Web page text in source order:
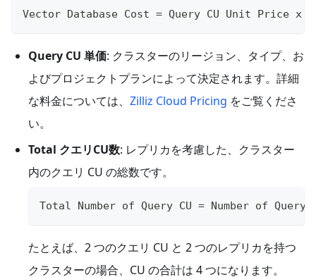
Vector Database Cost = Query CU Unit Price x
Query CU 単価: クラスターのリージョン、タイプ、お
よびプロジェクトプランによって決定されます。詳細
な料金については、 Zilliz Cloud Pricing をご覧くださ
い。
Total クエリCU数: レプリカを考慮した、クラスター
内のクエリ CU の総数です。
Total Number of Query CU = Number of Query
たとえば、2 つのクエリ CU と 2 つのレプリカを持つ
クラスターの場合、CU の合計は 4 つになります。